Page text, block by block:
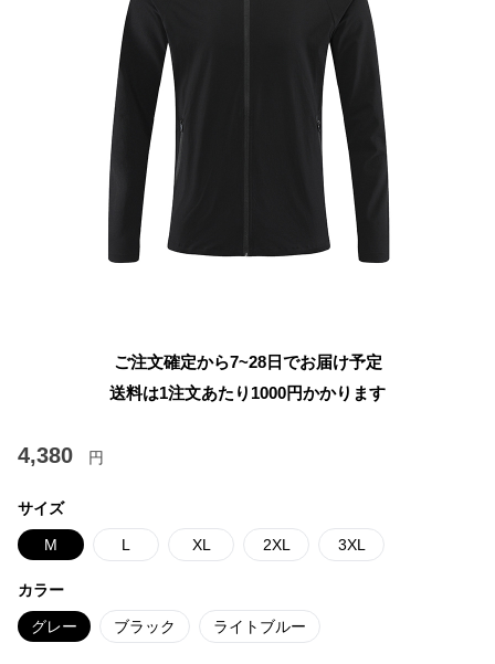
ご注文確定から7~28日でお届け予定
送料は1注文あたり 1000円かかります
4,380 円
サイズ
M L XL 2XL 3XL
カラー
グレー ブラック ライトブルー